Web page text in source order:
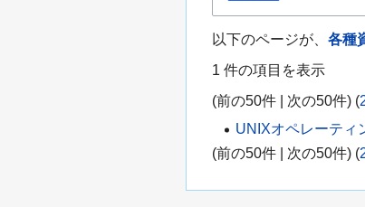
以下のページが、各種
1 件の項目を表示
(前の50件 | 次の50件) (
UNIXオペレーティ
(前の50件 次の50件) (